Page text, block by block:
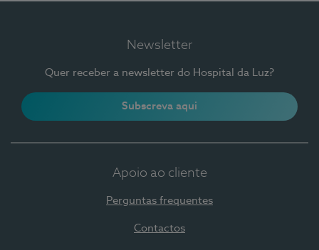
Newsletter
Quer receber a newsletter do Hospital da Luz?
Subscreva aqui
Apoio ao cliente
Perguntas frequentes
Contactos